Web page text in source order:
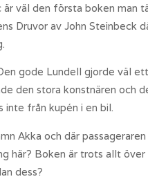
väl den första boken man
Druvor av John Steinbeck
gode Lundell gjorde väl
den stora konstnären
inte från kupén i en bil.
Akka och där
här? Boken är trots allt
dess?